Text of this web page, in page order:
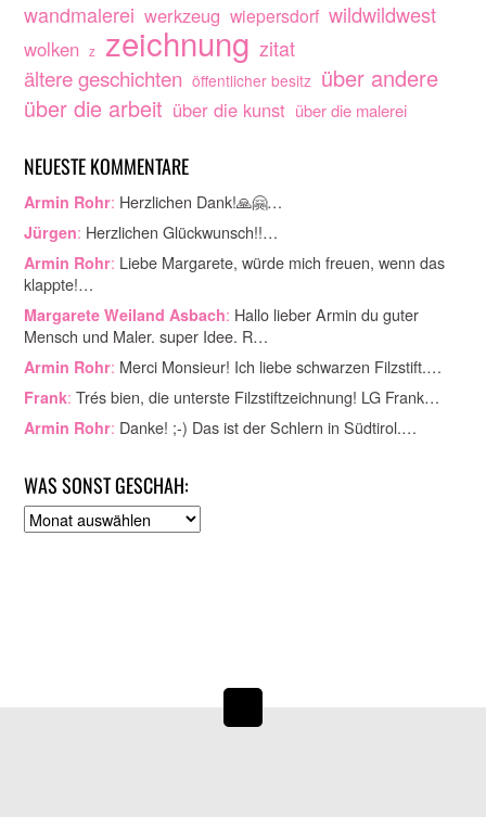
wandmalerei werkzeug wiepersdorf wildwildwest
wolken z zeichnung zitat
ältere geschichten öffentlicher besitz über andere
über die arbeit über die kunst über die malerei
NEUESTE KOMMENTARE
Armin Rohr: Herzlichen Dank!🙏🤗…
Jürgen: Herzlichen Glückwunsch!!…
Armin Rohr: Liebe Margarete, würde mich freuen, wenn das
klappte!…
Margarete Weiland Asbach: Hallo lieber Armin du guter
Mensch und Maler. super Idee. R…
Armin Rohr: Merci Monsieur! Ich liebe schwarzen Filzstift.…
Frank: Trés bien, die unterste Filzstiftzeichnung! LG Frank…
Armin Rohr: Danke! ;-) Das ist der Schlern in Südtirol.…
WAS SONST GESCHAH:
A